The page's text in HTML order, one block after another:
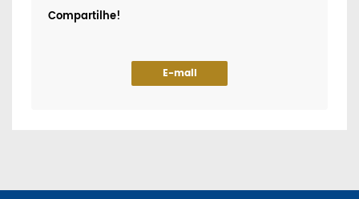
Compartilhe!
E-mail